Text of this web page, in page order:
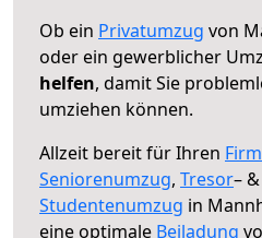
Ob ein Privatumzug von
oder ein gewerblicher
helfen, damit Sie
umziehen können.
Allzeit bereit für Ihren
Seniorenumzug, Tresor– &
Studentenumzug in
eine optimale Beiladung